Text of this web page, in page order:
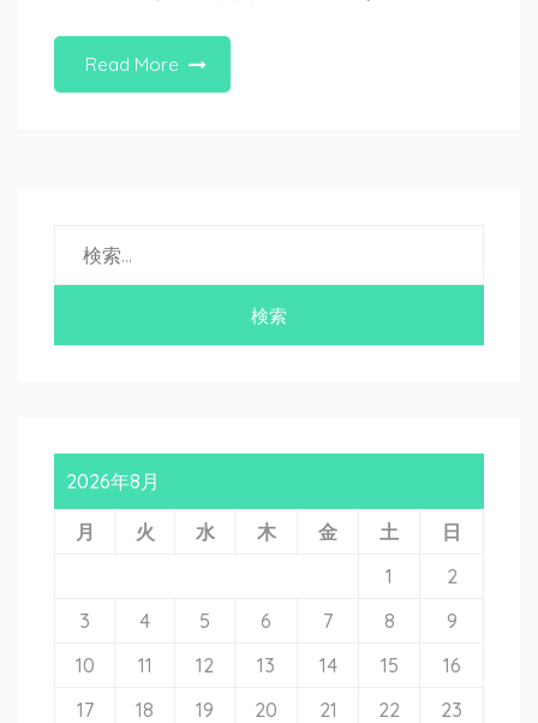
Read More
2026年8月
月 火 水 木 金 土
日
1
2
3
4 5 6 7 8
9
10
11 12 13 14 15
16
17
18 19 20 21 22
23